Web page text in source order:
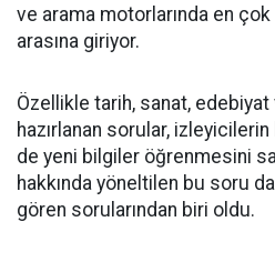
ve arama motorlarında en
arasına giriyor.
Özellikle tarih, sanat, edebiyat
hazırlanan sorular,
de yeni bilgiler öğrenmesini
hakkında yöneltilen bu soru
gören sorularından biri oldu.